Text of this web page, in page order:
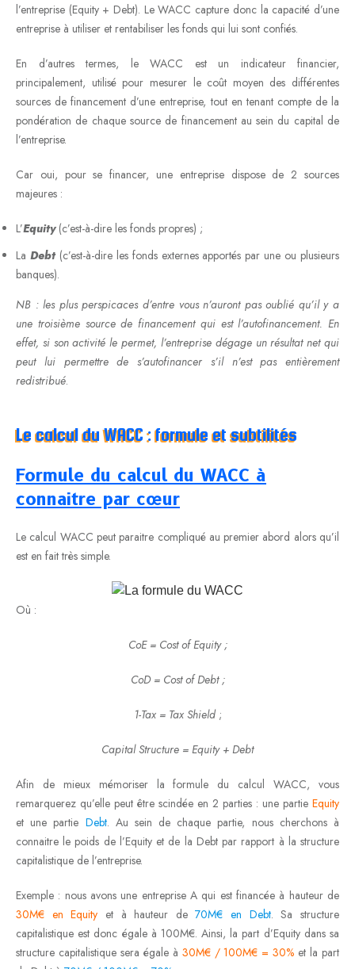
l’entreprise (Equity + Debt). Le WACC capture donc la capacité d’une
entreprise à utiliser et rentabiliser les fonds qui lui sont confiés.
En d’autres termes, le WACC est un indicateur financier,
principalement, utilisé pour mesurer le coût moyen des différentes
sources de financement d’une entreprise, tout en tenant compte de la
pondération de chaque source de financement au sein du capital de
l’entreprise.
Car oui, pour se financer, une entreprise dispose de 2 sources
majeures :
L’Equity(c’est-à-dire les fonds propres) ;
La Debt(c’est-à-dire les fonds externes apportés par une ou plusieurs
banques).
NB : les plus perspicaces d’entre vous n’auront pas oublié qu’il y a
une troisième source de financement qui est l’autofinancement. En
effet, si son activité le permet, l’entreprise dégage un résultat net qui
peut lui permettre de s’autofinancer s’il n’est pas entièrement
redistribué.
Le calcul du WACC : formule et subtilités
Formule du calcul du WACC à
connaitre par cœur
Le calcul WACC peut paraitre compliqué au premier abord alors qu’il
est en fait très simple.
Où :
CoE = Cost of Equity ;
CoD = Cost of Debt ;
1-Tax = Tax Shield;
Capital Structure = Equity + Debt
Afin de mieux mémoriser la formule du calcul WACC, vous
remarquerez qu’elle peut être scindée en 2 parties : une partie Equity
et une partie Debt. Au sein de chaque partie, nous cherchons à
connaitre le poids de l’Equity et de la Debt par rapport à la structure
capitalistique de l’entreprise.
Exemple : nous avons une entreprise A qui est financée à hauteur de
30M€ en Equity et à hauteur de70M€ en Debt. Sa structure
capitalistique est donc égale à 100M€. Ainsi, la part d’Equity dans sa
structure capitalistique sera égale à 30M€ / 100M€ = 30% et la part